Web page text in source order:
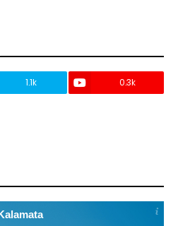
1.1k 0.3k